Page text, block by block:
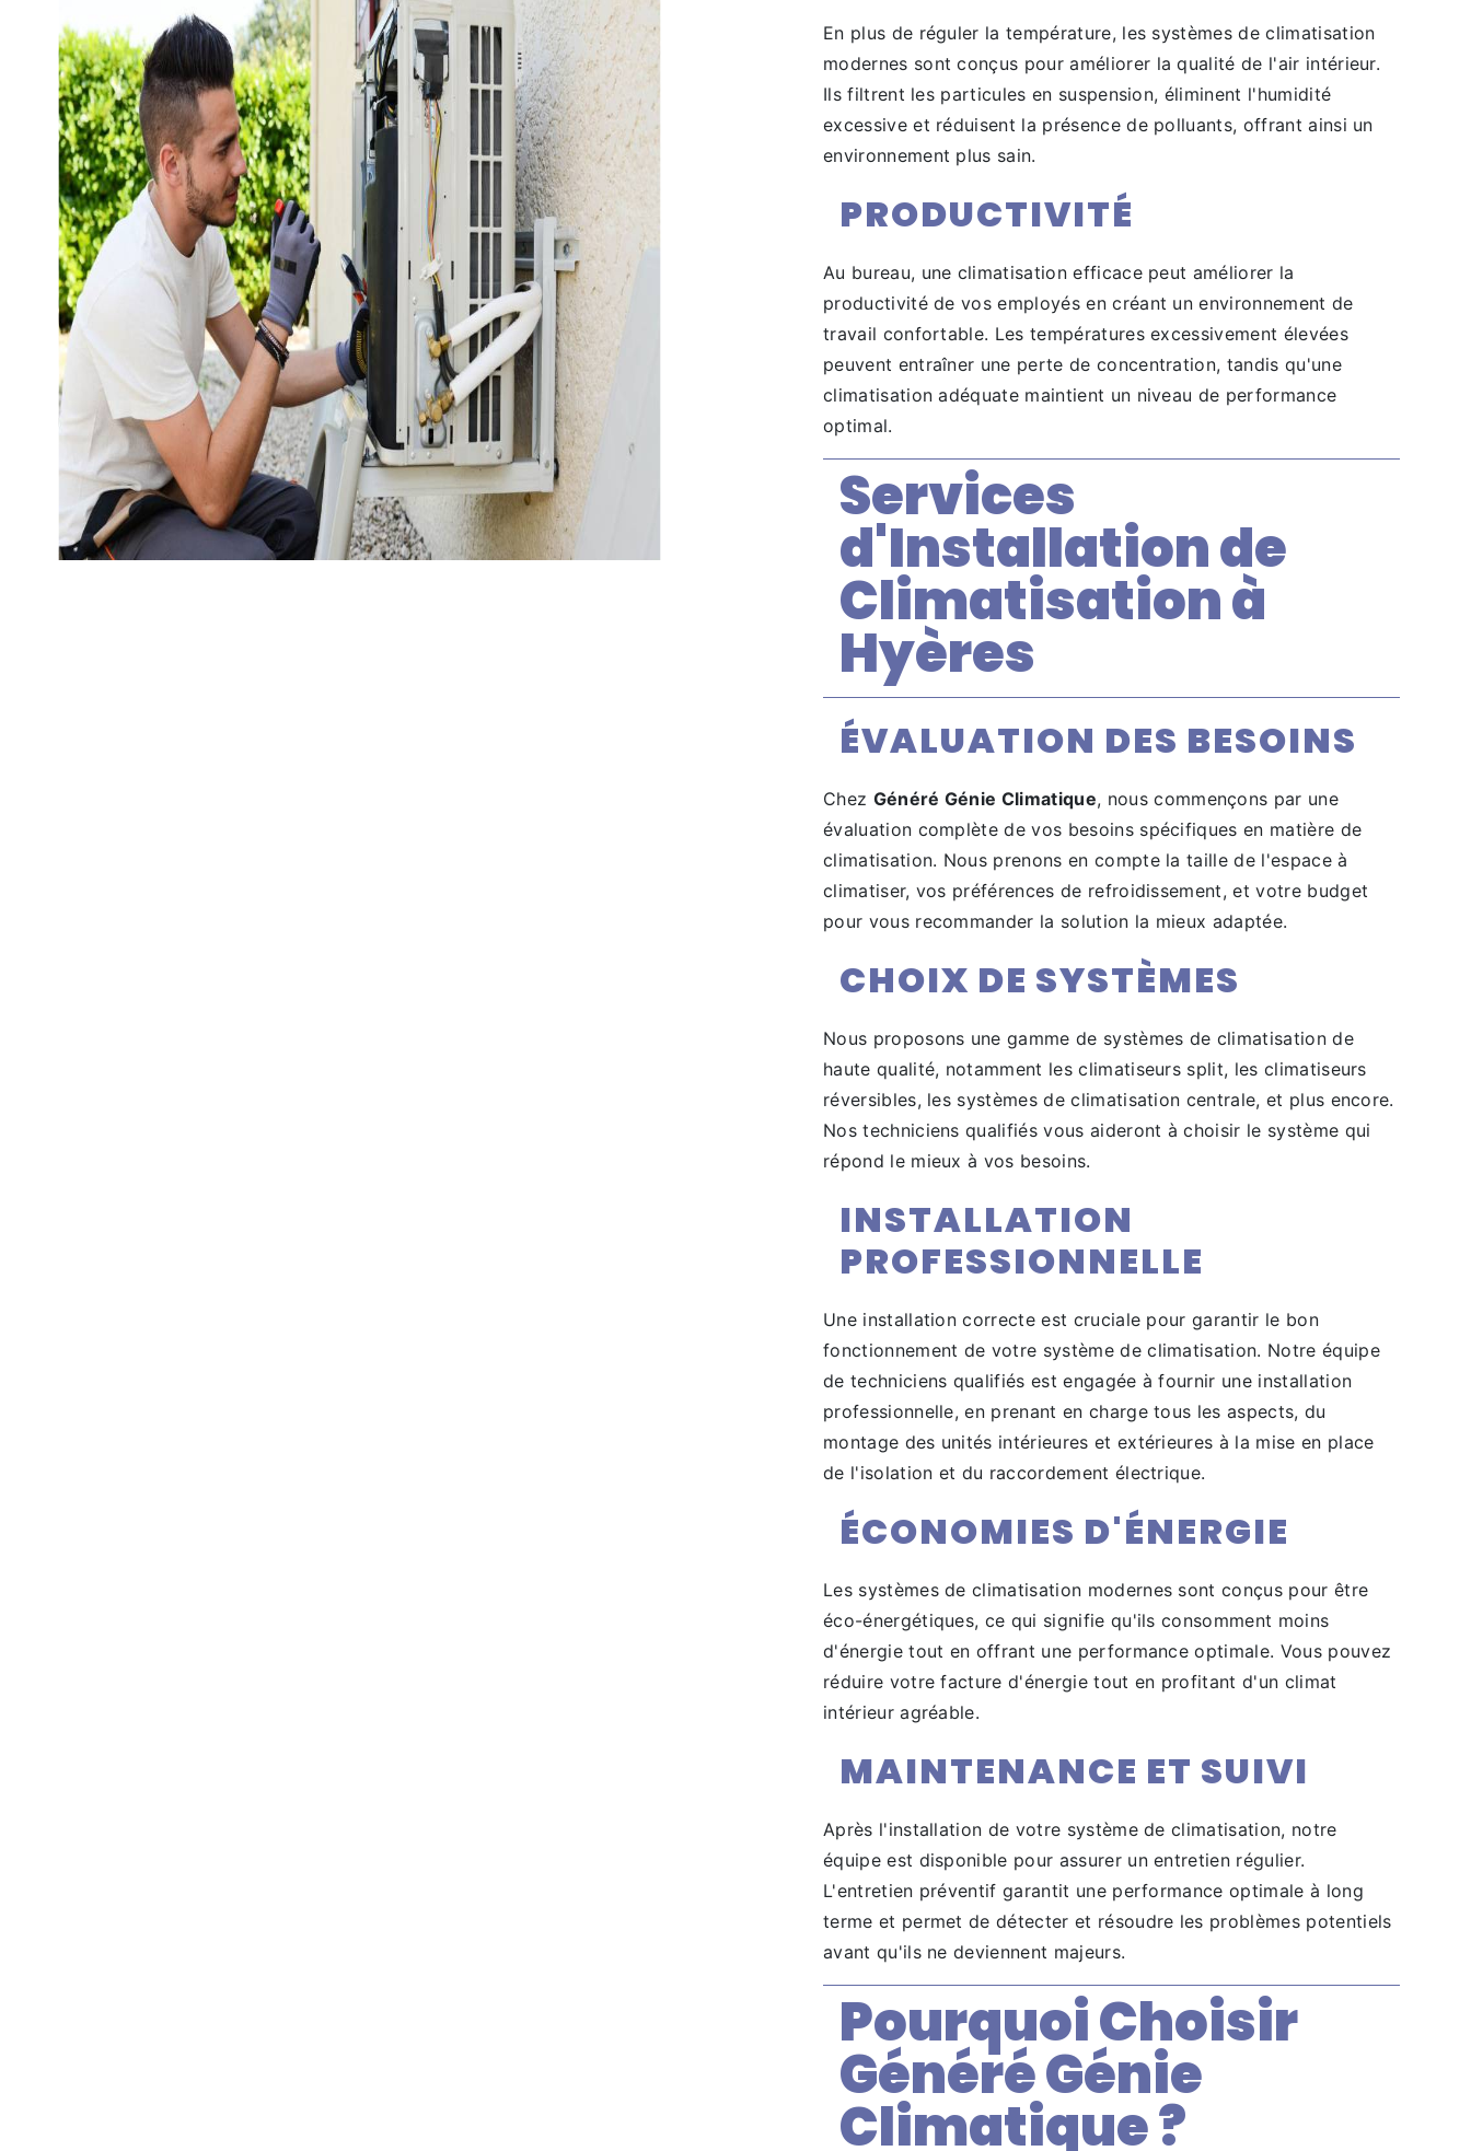
En plus de réguler la température, les systèmes de climatisation
modernes sont conçus pour améliorer la qualité de l'air intérieur.
Ils filtrent les particules en suspension, éliminent l'humidité
excessive et réduisent la présence de polluants, offrant ainsi un
environnement plus sain.
PRODUCTIVITÉ
Au bureau, une climatisation efficace peut améliorer la
productivité de vos employés en créant un environnement de
travail confortable. Les températures excessivement élevées
peuvent entraîner une perte de concentration, tandis qu'une
climatisation adéquate maintient un niveau de performance
optimal.
Services
d'Installation de
Climatisation à
Hyères
ÉVALUATION DES BESOINS
Chez Généré Génie Climatique, nous commençons par une
évaluation complète de vos besoins spécifiques en matière de
climatisation. Nous prenons en compte la taille de l'espace à
climatiser, vos préférences de refroidissement, et votre budget
pour vous recommander la solution la mieux adaptée.
CHOIX DE SYSTÈMES
Nous proposons une gamme de systèmes de climatisation de
haute qualité, notamment les climatiseurs split, les climatiseurs
réversibles, les systèmes de climatisation centrale, et plus encore.
Nos techniciens qualifiés vous aideront à choisir le système qui
répond le mieux à vos besoins.
INSTALLATION
PROFESSIONNELLE
Une installation correcte est cruciale pour garantir le bon
fonctionnement de votre système de climatisation. Notre équipe
de techniciens qualifiés est engagée à fournir une installation
professionnelle, en prenant en charge tous les aspects, du
montage des unités intérieures et extérieures à la mise en place
de l'isolation et du raccordement électrique.
ÉCONOMIES D'ÉNERGIE
Les systèmes de climatisation modernes sont conçus pour être
éco-énergétiques, ce qui signifie qu'ils consomment moins
d'énergie tout en offrant une performance optimale. Vous pouvez
réduire votre facture d'énergie tout en profitant d'un climat
intérieur agréable.
MAINTENANCE ET SUIVI
Après l'installation de votre système de climatisation, notre
équipe est disponible pour assurer un entretien régulier.
L'entretien préventif garantit une performance optimale à long
terme et permet de détecter et résoudre les problèmes potentiels
avant qu'ils ne deviennent majeurs.
Pourquoi Choisir
Généré Génie
Climatique ?